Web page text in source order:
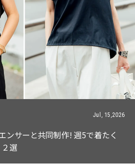
Jul, 15,2026
ンサーと共同制作! 週5で着たく
選